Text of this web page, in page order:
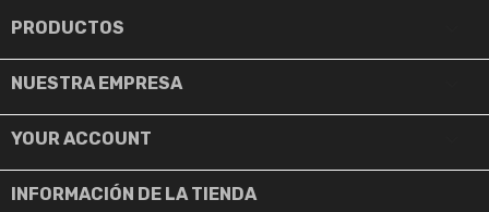
PRODUCTOS
NUESTRA EMPRESA
YOUR ACCOUNT
INFORMACIÓN DE LA TIENDA